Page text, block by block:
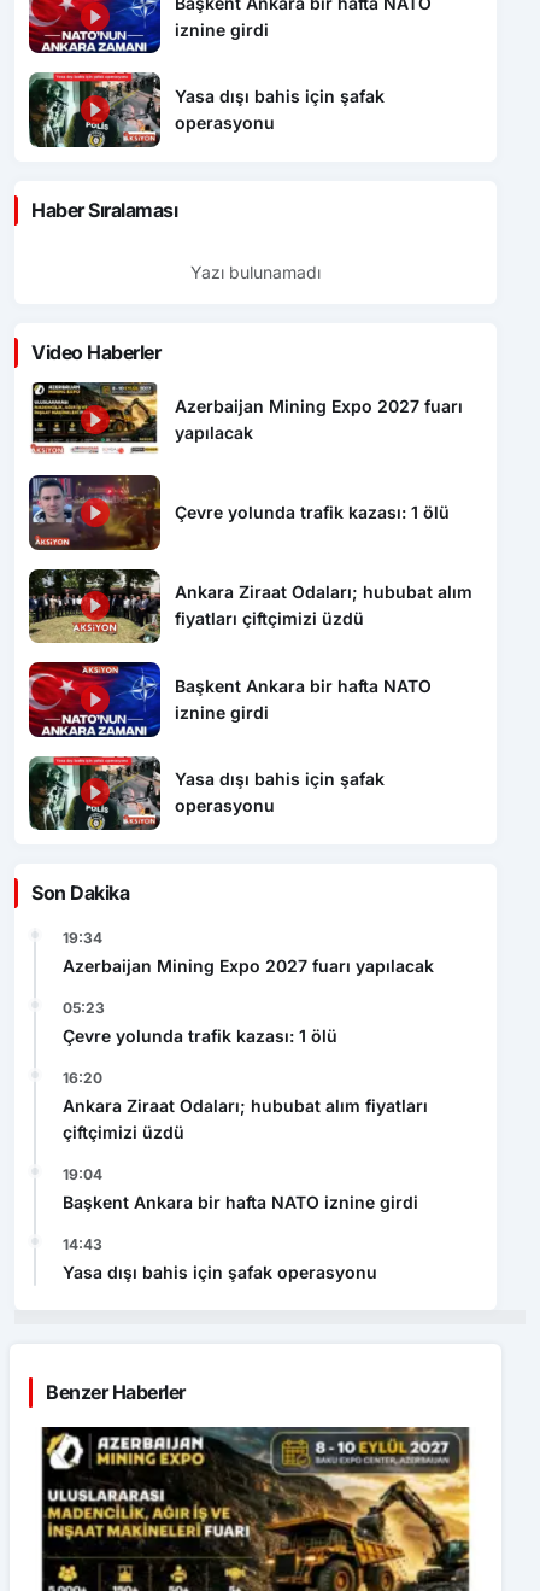
iznine girdi
Yasa dışı bahis için şafak
operasyonu
Haber Sıralaması
Yazı bulunamadı
Video Haberler
Azerbaijan Mining Expo 2027 fuarı
yapılacak
Çevre yolunda trafik kazası: 1 ölü
Ankara Ziraat Odaları; hububat alım
fiyatları çiftçimizi üzdü
Başkent Ankara bir hafta NATO
iznine girdi
Yasa dışı bahis için şafak
operasyonu
Son Dakika
19:34
Azerbaijan Mining Expo 2027 fuarı yapılacak
05:23
Çevre yolunda trafik kazası: 1 ölü
16:20
Ankara Ziraat Odaları; hububat alım fiyatları
çiftçimizi üzdü
19:04
Başkent Ankara bir hafta NATO iznine girdi
14:43
Yasa dışı bahis için şafak operasyonu
Benzer Haberler